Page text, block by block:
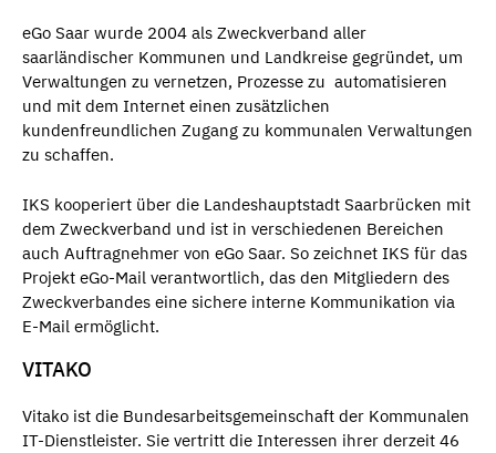
eGo Saar wurde 2004 als Zweckverband aller
saarländischer Kommunen und Landkreise gegründet, um
Verwaltungen zu vernetzen, Prozesse zu automatisieren
und mit dem Internet einen zusätzlichen
kundenfreundlichen Zugang zu kommunalen Verwaltungen
zu schaffen.
IKS kooperiert über die Landeshauptstadt Saarbrücken mit
dem Zweckverband und ist in verschiedenen Bereichen
auch Auftragnehmer von eGo Saar. So zeichnet IKS für das
Projekt eGo-Mail verantwortlich, das den Mitgliedern des
Zweckverbandes eine sichere interne Kommunikation via
E-Mail ermöglicht.
VITAKO
Vitako ist die Bundesarbeitsgemeinschaft der Kommunalen
IT-Dienstleister. Sie vertritt die Interessen ihrer derzeit 46